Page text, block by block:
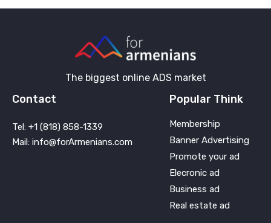
The biggest online ADS market
Contact
Tel: +1 (818) 858-1339
Mail: info@forArmenians.com
Popular Think
Membership
Banner Advertising
Promote your ad
Elecronic ad
Business ad
Real estate ad